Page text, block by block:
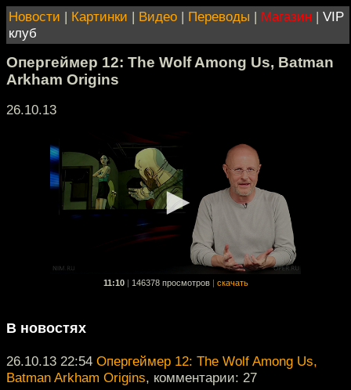
Новости | Картинки | Видео | Переводы | Магазин | VIP
клуб
Опергеймер 12: The Wolf Among Us, Batman
Arkham Origins
26.10.13
11:10 146378 просмотров скачать
В новостях
26.10.13 22:54 Опергеймер 12: The Wolf Among Us,
Batman Arkham Origins, комментарии: 27